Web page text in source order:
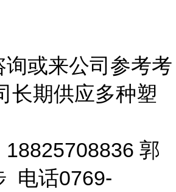
询或来公司参考考
长期供应多种塑
18825708836 郭
电话0769-